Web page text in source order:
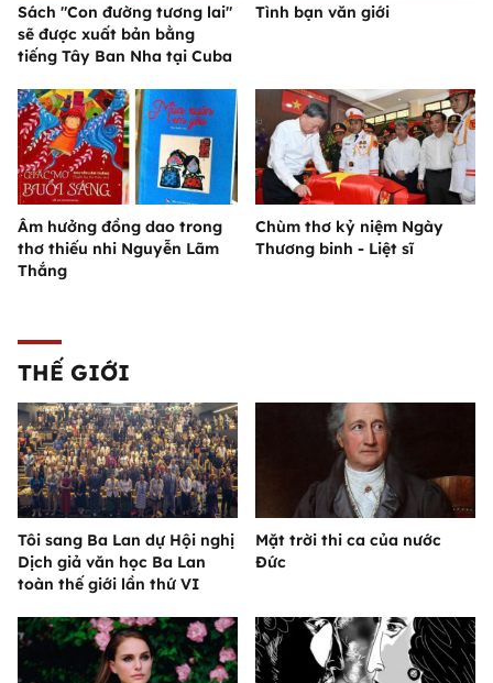
Sách "Con đường tương lai"
sẽ được xuất bản bằng
tiếng Tây Ban Nha tại Cuba
Tình bạn văn giới
Âm hưởng đồng dao trong
thơ thiếu nhi Nguyễn Lãm
Thắng
Chùm thơ kỷ niệm Ngày
Thương binh - Liệt sĩ
THẾ GIỚI
Tôi sang Ba Lan dự Hội nghị
Dịch giả văn học Ba Lan
toàn thế giới lần thứ VI
Mặt trời thi ca của nước
Đức